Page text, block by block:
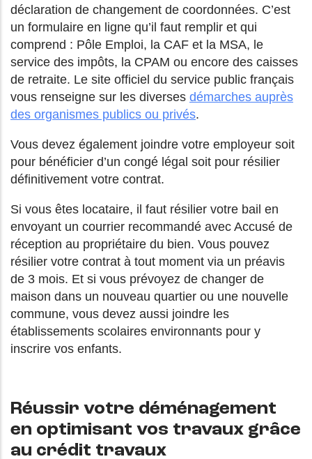
déclaration de changement de coordonnées. C’est
un formulaire en ligne qu’il faut remplir et qui
comprend : Pôle Emploi, la CAF et la MSA, le
service des impôts, la CPAM ou encore des caisses
de retraite. Le site officiel du service public français
vous renseigne sur les diverses démarches auprès
des organismes publics ou privés.
Vous devez également joindre votre employeur soit
pour bénéficier d’un congé légal soit pour résilier
définitivement votre contrat.
Si vous êtes locataire, il faut résilier votre bail en
envoyant un courrier recommandé avec Accusé de
réception au propriétaire du bien. Vous pouvez
résilier votre contrat à tout moment via un préavis
de 3 mois. Et si vous prévoyez de changer de
maison dans un nouveau quartier ou une nouvelle
commune, vous devez aussi joindre les
établissements scolaires environnants pour y
inscrire vos enfants.
Réussir votre déménagement
en optimisant vos travaux grâce
au crédit travaux